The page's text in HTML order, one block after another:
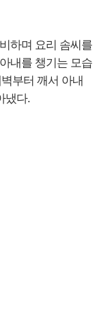
하며 요리 솜씨를
내를 챙기는 모습
부터 깨서 아내
냈다.